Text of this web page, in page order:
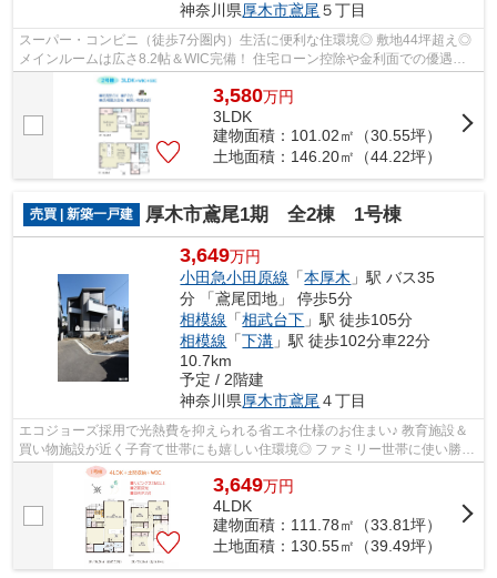
神奈川県厚木市鳶尾 ５丁目
スーパー・コンビニ（徒歩7分圏内）生活に便利な住環境◎ 敷地44坪超え◎
メインルームは広さ8.2帖＆WIC完備！ 住宅ローン控除や金利面での優遇が
あり、税制面でもメリット多数の長期優良...
3,580万円
3LDK
建物面積：101.02㎡（30.55坪）
土地面積：146.20㎡（44.22坪）
売買 | 新築一戸建 厚木市鳶尾1期 全2棟 1号棟
3,649万円
小田急小田原線 「本厚木 」駅 バス35
分 「鳶尾団地」 停歩5分
相模線 「相武台下 」駅 徒歩105分
相模線 「下溝 」駅 徒歩102分車22分
10.7km
予定 / 2階建
神奈川県厚木市鳶尾 ４丁目
エコジョーズ採用で光熱費を抑えられる省エネ仕様のお住まい♪ 教育施設＆
買い物施設が近く子育て世帯にも嬉しい住環境◎ ファミリー世帯に使い勝手
の良い４LDK☆ 収納力◎土間収納＆WIC付！
3,649万円
4LDK
建物面積：111.78㎡（33.81坪）
土地面積：130.55㎡（39.49坪）